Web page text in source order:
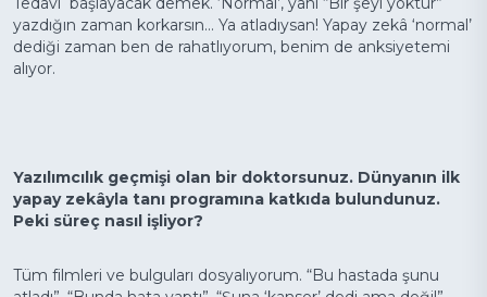
yazdığın zaman korkarsın... Ya atladıysan! Yapay zekâ ‘normal’
dediği zaman ben de rahatlıyorum, benim de anksiyetemi
alıyor.
Yazılımcılık geçmişi olan bir doktorsunuz. Dünyanın ilk
yapay zekâyla tanı programına katkıda bulundunuz.
Peki süreç nasıl işliyor?
Tüm filmleri ve bulguları dosyalıyorum. “Bu hastada şunu